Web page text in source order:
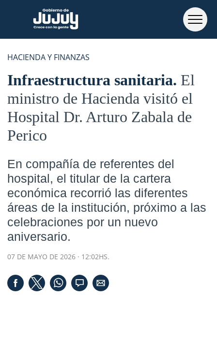
HACIENDA Y FINANZAS
Infraestructura sanitaria El
ministro de Hacienda visitó el
Hospital Dr. Arturo Zabala de
Perico
En compañía de referentes del
hospital, el titular de la cartera
económica recorrió las diferentes
áreas de la institución, próximo a las
celebraciones por un nuevo
aniversario.
07 DE MAYO DE 2026 · 12:02HS.